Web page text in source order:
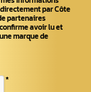
par Côte
partenaires
avoir lu et
marque de
*